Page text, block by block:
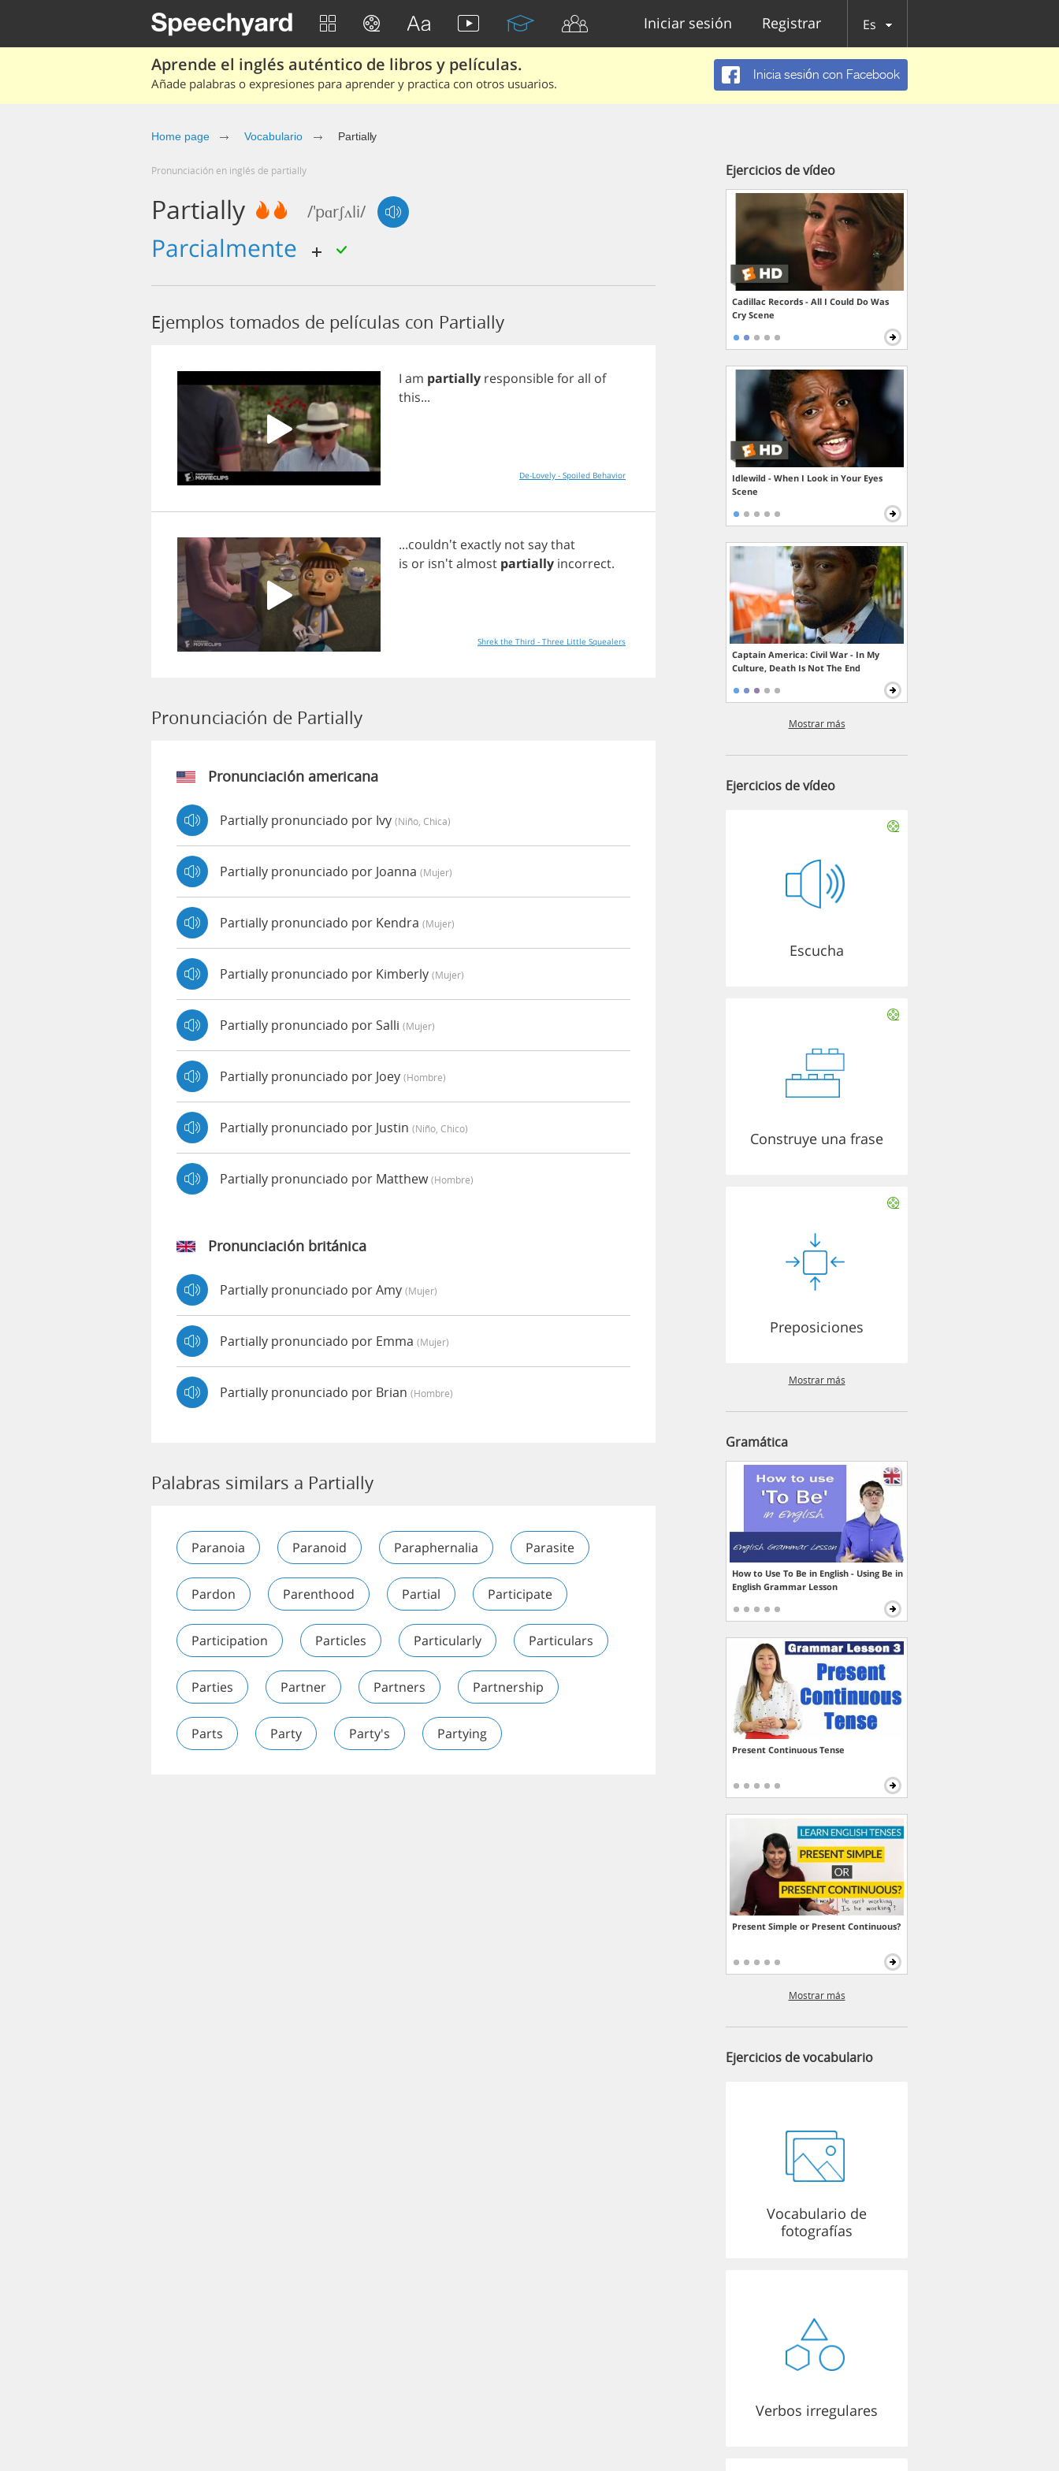
Iniciar sesión Registrar Es
Aprende el inglés auténtico de libros y películas.
Añade palabras o expresiones para aprender y practica con otros usuarios.
Inicia sesión con Facebook
Home page Vocabulario Partially
Pronunciación en inglés de partially
Partially /'pɑrʃʌli/
parcialmente
Ejemplos tomados de películas con Partially
I am partially responsibleforall of
this...
De-Lovely - Spoiled Behavior
...couldn't exactly not saythat
is or isn'talmost partially incorrect.
Shrek the Third - Three Little Squealers
Pronunciación de Partially
Pronunciación americana
Partially pronunciado por Ivy (niño, Chica)
Partially pronunciado por Joanna (mujer)
Partially pronunciado por Kendra (mujer)
Partially pronunciado por Kimberly (mujer)
Partially pronunciado por Salli (mujer)
Partially pronunciado por Joey (hombre)
Partially pronunciado por Justin (niño, Chico)
Partially pronunciado por Matthew(hombre)
Pronunciación británica
Partially pronunciado por Amy (mujer)
Partially pronunciado por Emma (mujer)
Partially pronunciado por Brian (hombre)
Palabras similars a Partially
Paranoia Paranoid Paraphernalia Parasite
Pardon Parenthood Partial Participate
Participation Particles Particularly Particulars
Parties Partner Partners Partnership
Parts Party Party's Partying
Ejercicios de vídeo
Cadillac Records - All I Could Do Was
Cry Scene
Idlewild - When I Look in Your Eyes
Scene
Captain America: Civil War - In My
Culture, Death Is Not The End
Mostrar más
Ejercicios de vídeo
Escucha
Construye una frase
Preposiciones
Mostrar más
Gramática
How to Use To Be in English - Using Be in
English Grammar Lesson
Present Continuous Tense
Present Simple or Present Continuous?
Mostrar más
Ejercicios de vocabulario
Vocabulario de
fotografías
Verbos irregulares